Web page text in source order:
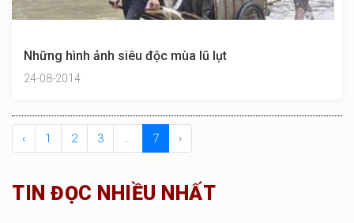
Những hình ảnh siêu độc mùa lũ lụt
24-08-2014
‹ 1 2 3 ... 7 ›
TIN ĐỌC NHIỀU NHẤT